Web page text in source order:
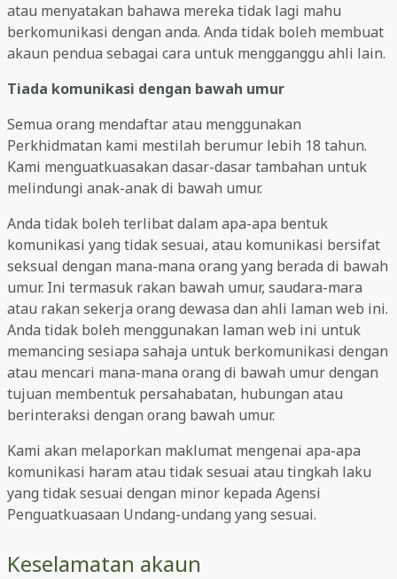
atau menyatakan bahawa mereka tidak lagi mahu
berkomunikasi dengan anda. Anda tidak boleh membuat
akaun pendua sebagai cara untuk mengganggu ahli lain.
Tiada komunikasi dengan bawah umur
Semua orang mendaftar atau menggunakan
Perkhidmatan kami mestilah berumur lebih 18 tahun.
Kami menguatkuasakan dasar-dasar tambahan untuk
melindungi anak-anak di bawah umur.
Anda tidak boleh terlibat dalam apa-apa bentuk
komunikasi yang tidak sesuai, atau komunikasi bersifat
seksual dengan mana-mana orang yang berada di bawah
umur. Ini termasuk rakan bawah umur, saudara-mara
atau rakan sekerja orang dewasa dan ahli laman web ini.
Anda tidak boleh menggunakan laman web ini untuk
memancing sesiapa sahaja untuk berkomunikasi dengan
atau mencari mana-mana orang di bawah umur dengan
tujuan membentuk persahabatan, hubungan atau
berinteraksi dengan orang bawah umur.
Kami akan melaporkan maklumat mengenai apa-apa
komunikasi haram atau tidak sesuai atau tingkah laku
yang tidak sesuai dengan minor kepada Agensi
Penguatkuasaan Undang-undang yang sesuai.
Keselamatan akaun